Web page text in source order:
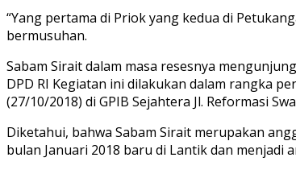
“Yang pertama di Priok yang kedua di
bermusuhan.
Sabam Sirait dalam masa resesnya
DPD RI Kegiatan ini dilakukan dalam rangka
(27/10/2018) di GPIB Sejahtera Jl. Reformasi
Diketahui, bahwa Sabam Sirait merupakan
bulan Januari 2018 baru di Lantik dan menjadi